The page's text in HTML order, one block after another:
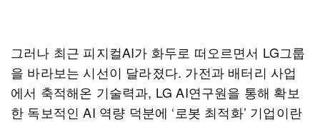
그러나 최근 피지컬AI가 화두로 떠오르면서 LG그룹
을 바라보는 시선이 달라졌다. 가전과 배터리 사업
에서 축적해온 기술력과, LG AI연구원을 통해 확보
한 독보적인 AI 역량 덕분에 ‘로봇 최적화’ 기업이란